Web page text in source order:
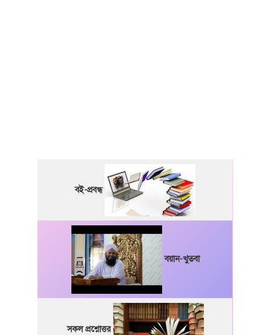
বই-প্রবন্ধ
বয়ান-খুতবা
সকল প্রশ্নোত্তর